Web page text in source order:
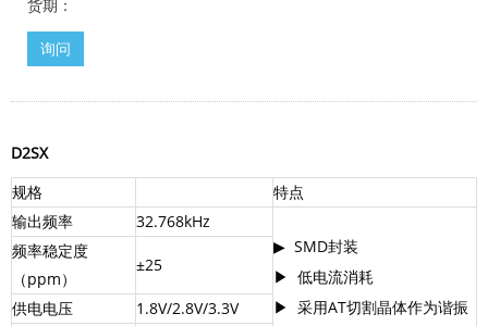
货期：
询问
D2SX
规格
特点
输出频率
32.768kHz
▶ SMD封装
▶ 低电流消耗
▶ 采用AT切割晶体作为谐振
频率稳定度
（ppm）
±25
供电电压
1.8V/2.8V/3.3V